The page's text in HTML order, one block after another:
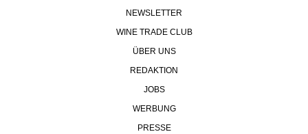
NEWSLETTER
WINE TRADE CLUB
ÜBER UNS
REDAKTION
JOBS
WERBUNG
PRESSE